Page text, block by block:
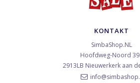
KONTAKT
SimbaShop.NL
Hoofdweg-Noord
2913LB Nieuwerkerk aan